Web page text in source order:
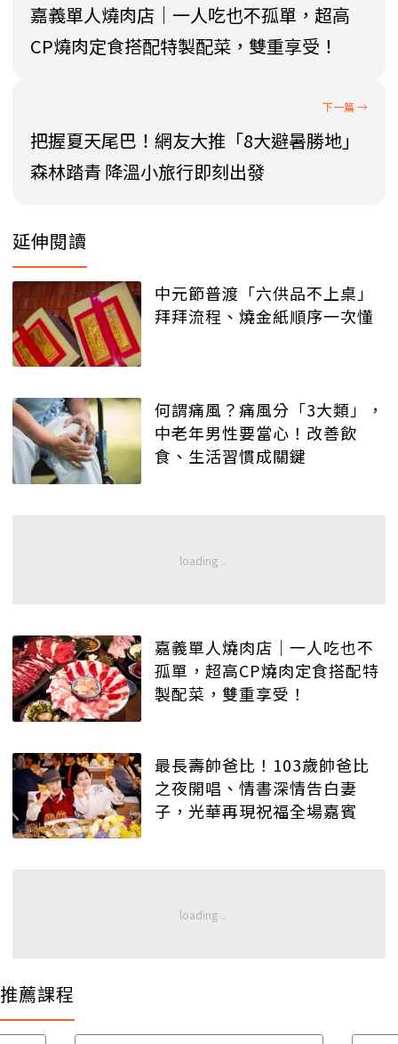
嘉義單人燒肉店｜一人吃也不孤單，超高
CP燒肉定食搭配特製配菜，雙重享受！
把握夏天尾巴！網友大推「8大避暑勝地」
森林踏青 降溫小旅行即刻出發
延伸閱讀
中元節普渡「六供品不上桌」
拜拜流程、燒金紙順序一次懂
何謂痛風？痛風分「3大類」，
中老年男性要當心！改善飲
食、生活習慣成關鍵
嘉義單人燒肉店｜一人吃也不
孤單，超高CP燒肉定食搭配特
製配菜，雙重享受！
最長壽帥爸比！103歲帥爸比
之夜開唱、情書深情告白妻
子，光華再現祝福全場嘉賓
推薦課程